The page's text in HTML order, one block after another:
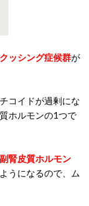
クッシング症候群が
コイドが過剰にな
ホルモンの1つで
副腎皮質ホルモン
うになるので、ム